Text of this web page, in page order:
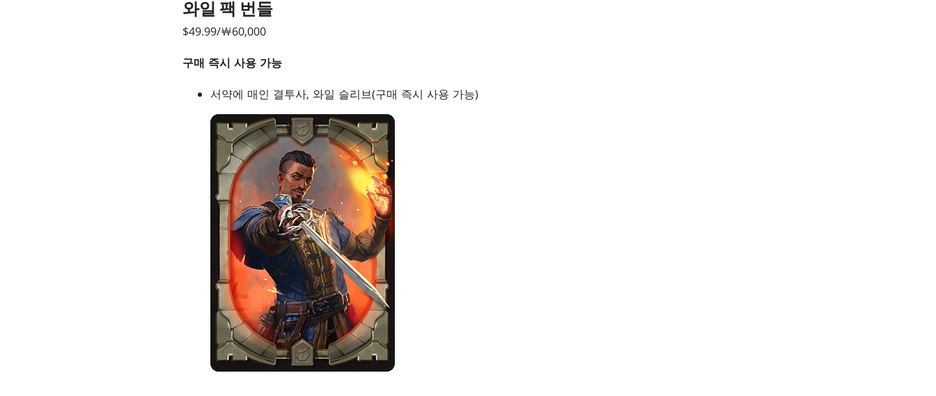
와일 팩 번들
$49.99/￦60,000
구매 즉시 사용 가능
서약에 매인 결투사, 와일 슬리브(구매 즉시 사용 가능)